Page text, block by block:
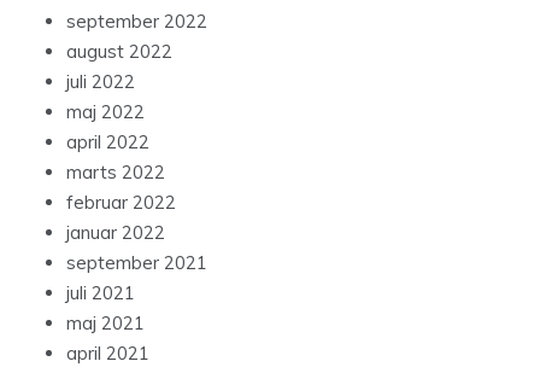
september 2022
august 2022
juli 2022
maj 2022
april 2022
marts 2022
februar 2022
januar 2022
september 2021
juli 2021
maj 2021
april 2021